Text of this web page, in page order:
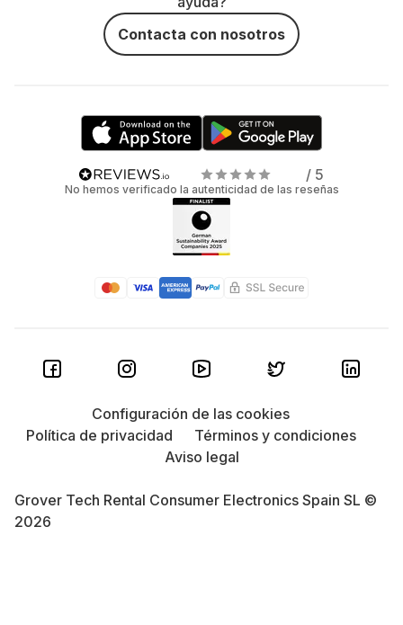
Contacta con nosotros
/ 5
No hemos verificado la autenticidad de las reseñas
Grover Tech Rental Consumer Electronics Spain SL ©
2026
Configuración de las cookies
Política de privacidad
Términos y condiciones
Aviso legal